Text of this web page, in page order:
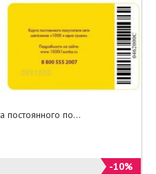
постоянного по...
-10%